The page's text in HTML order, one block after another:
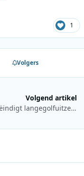
1
Volgers
Volgend artikel
BBC beëindigt langegolfuitzendingen van Radio 4 zonder speciaal afscheid